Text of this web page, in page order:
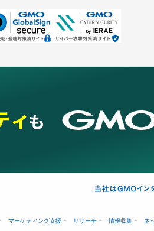
マーケティング支援 リサーチ 情報収集 ネ